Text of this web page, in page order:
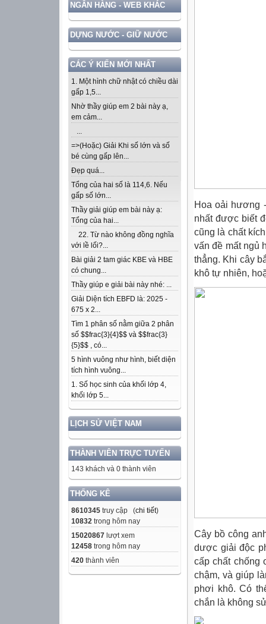
NGÂN HÀNG - WEB KHÁC
DỰNG NƯỚC - GIỮ NƯỚC
CÁC Ý KIẾN MỚI NHẤT
1. Một hình chữ nhật có chiều dài
gấp 1,5...
Nhờ thầy giúp em 2 bài này ạ,
em cảm...
...
=>(Hoặc) Giải Khi số lớn và số
bé cùng gấp lên...
Đẹp quá...
Tổng của hai số là 114,6. Nếu
gấp số lớn...
Thầy giải giúp em bài này ạ:
Tổng của hai...
22. Từ nào không đồng nghĩa
với lề lối?...
Bài giải 2 tam giác KBE và HBE
có chung...
Thầy giúp e giải bài này nhé: ...
Giải Diện tích EBFD là: 2025 -
675 x 2...
Tìm 1 phân số nằm giữa 2 phân
số $$frac{3}{4}$$ và $$frac{3}
{5}$$ , có...
5 hình vuông như hình, biết diện
tích hình vuông...
1. Số học sinh của khối lớp 4,
khối lớp 5...
LỊCH SỬ VIỆT NAM
THÀNH VIÊN TRỰC TUYẾN
143 khách và 0 thành viên
THỐNG KÊ
8610345 truy cập (chi tiết)
10832 trong hôm nay
15020867 lượt xem
12458 trong hôm nay
420 thành viên
Hoa oải hương
nhất được biết
cũng là chất
vấn đề mất ngủ
thẳng. Khi cây
khô tự nhiên,
Cây bồ công
dược giải độc
cấp chất chống
chậm, và giúp
phơi khô. Có
chắn là không